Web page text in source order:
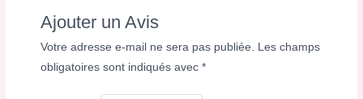
Ajouter un Avis
Votre adresse e-mail ne sera pas publiée.
Les champs
obligatoires sont indiqués avec*